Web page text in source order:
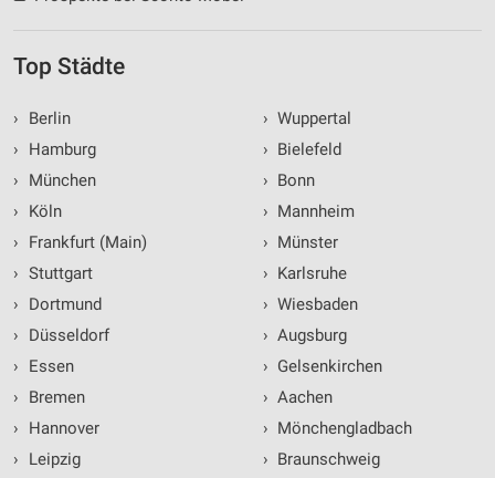
Top Städte
›
Berlin
›
Hamburg
›
München
›
Köln
›
Frankfurt (Main)
› Stuttgart
›
Dortmund
›
Düsseldorf
›
Essen
›
Bremen
›
Hannover
›
Leipzig
› Wuppertal
› Bielefeld
› Bonn
› Mannheim
› Münster
› Karlsruhe
› Wiesbaden
› Augsburg
› Gelsenkirchen
› Aachen
› Mönchengladbach
› Braunschweig